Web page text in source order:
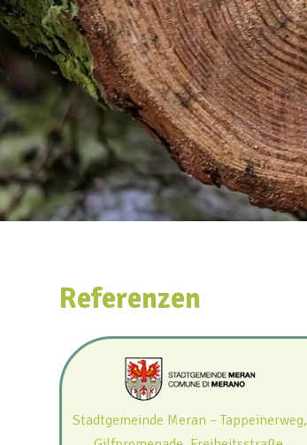
Referenzen
Stadtgemeinde Meran – Tappeinerweg,